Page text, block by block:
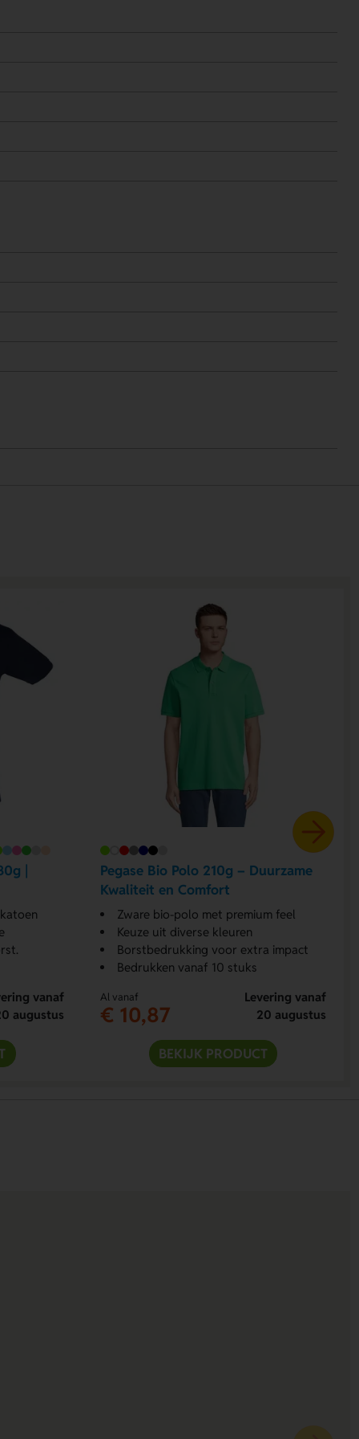
|
vanaf
augustus
Pegase Bio Polo 210g – Duurzame
Kwaliteit en Comfort
Zware bio-polo met premium feel
Keuze uit diverse kleuren
Borstbedrukking voor extra impact
Bedrukken vanaf 10 stuks
Al vanaf
€ 10,87
Levering vanaf
20 augustus
BEKIJK PRODUCT